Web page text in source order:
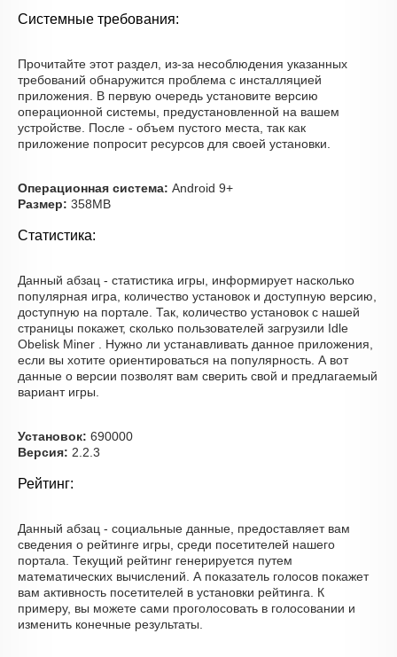
Системные требования:
Прочитайте этот раздел, из-за несоблюдения указанных
требований обнаружится проблема с инсталляцией
приложения. В первую очередь установите версию
операционной системы, предустановленной на вашем
устройстве. После - объем пустого места, так как
приложение попросит ресурсов для своей установки.
Операционная система: Android 9+
Размер: 358MB
Статистика:
Данный абзац - статистика игры, информирует насколько
популярная игра, количество установок и доступную версию,
доступную на портале. Так, количество установок с нашей
страницы покажет, сколько пользователей загрузили Idle
Obelisk Miner . Нужно ли устанавливать данное приложения,
если вы хотите ориентироваться на популярность. А вот
данные о версии позволят вам сверить свой и предлагаемый
вариант игры.
Установок: 690000
Версия: 2.2.3
Рейтинг:
Данный абзац - социальные данные, предоставляет вам
сведения о рейтинге игры, среди посетителей нашего
портала. Текущий рейтинг генерируется путем
математических вычислений. А показатель голосов покажет
вам активность посетителей в установки рейтинга. К
примеру, вы можете сами проголосовать в голосовании и
изменить конечные результаты.